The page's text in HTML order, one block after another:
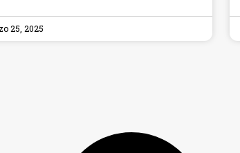
25, 2025